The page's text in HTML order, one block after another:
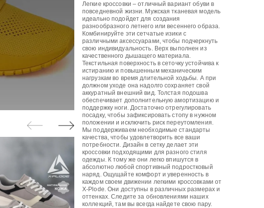
Легкие кроссовки – отличный вариант обуви в
повседневной жизни. Мужская тканевая модель
идеально подойдет для создания
разнообразного летнего или весеннего образа.
Комбинируйте эти сетчатые изики с
различными аксессуарами, чтобы подчеркнуть
свою индивидуальность. Верх выполнен из
качественного дышащего материала.
Текстильная поверхность в сеточку устойчива к
истиранию и повышенным механическим
нагрузкам во время длительной ходьбы. А при
должном уходе она надолго сохраняет свой
аккуратный внешний вид. Толстая подошва
обеспечивает дополнительную амортизацию и
поддержку ноги. Достаточно отрегулировать
посадку, чтобы зафиксировать стопу в нужном
положении и исключить риск переутомления.
Мы поддерживаем необходимые стандарты
качества, чтобы удовлетворить все ваши
потребности. Дизайн в сетку делает эти
кроссовки подходящими для разного стиля
одежды. К тому же они легко впишутся в
абсолютно любой спортивный подростковый
наряд. Ощущайте комфорт и уверенность в
каждом своем движении легкими кроссовками от
X-Plode. Они доступны в различных размерах и
оттенках. Следите за обновлениями наших
коллекций, там вы всегда найдете свою пару.